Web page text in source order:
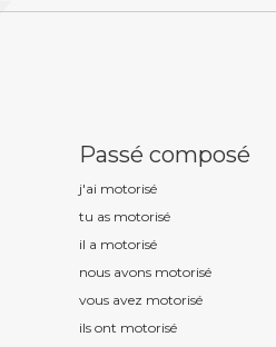
Passé composé
j'ai motorisé
tu as motorisé
il a motorisé
nous avons motorisé
vous avez motorisé
ils ont motorisé